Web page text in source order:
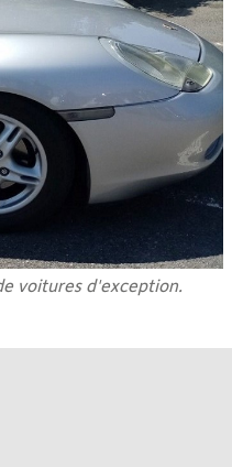
voitures d'exception.